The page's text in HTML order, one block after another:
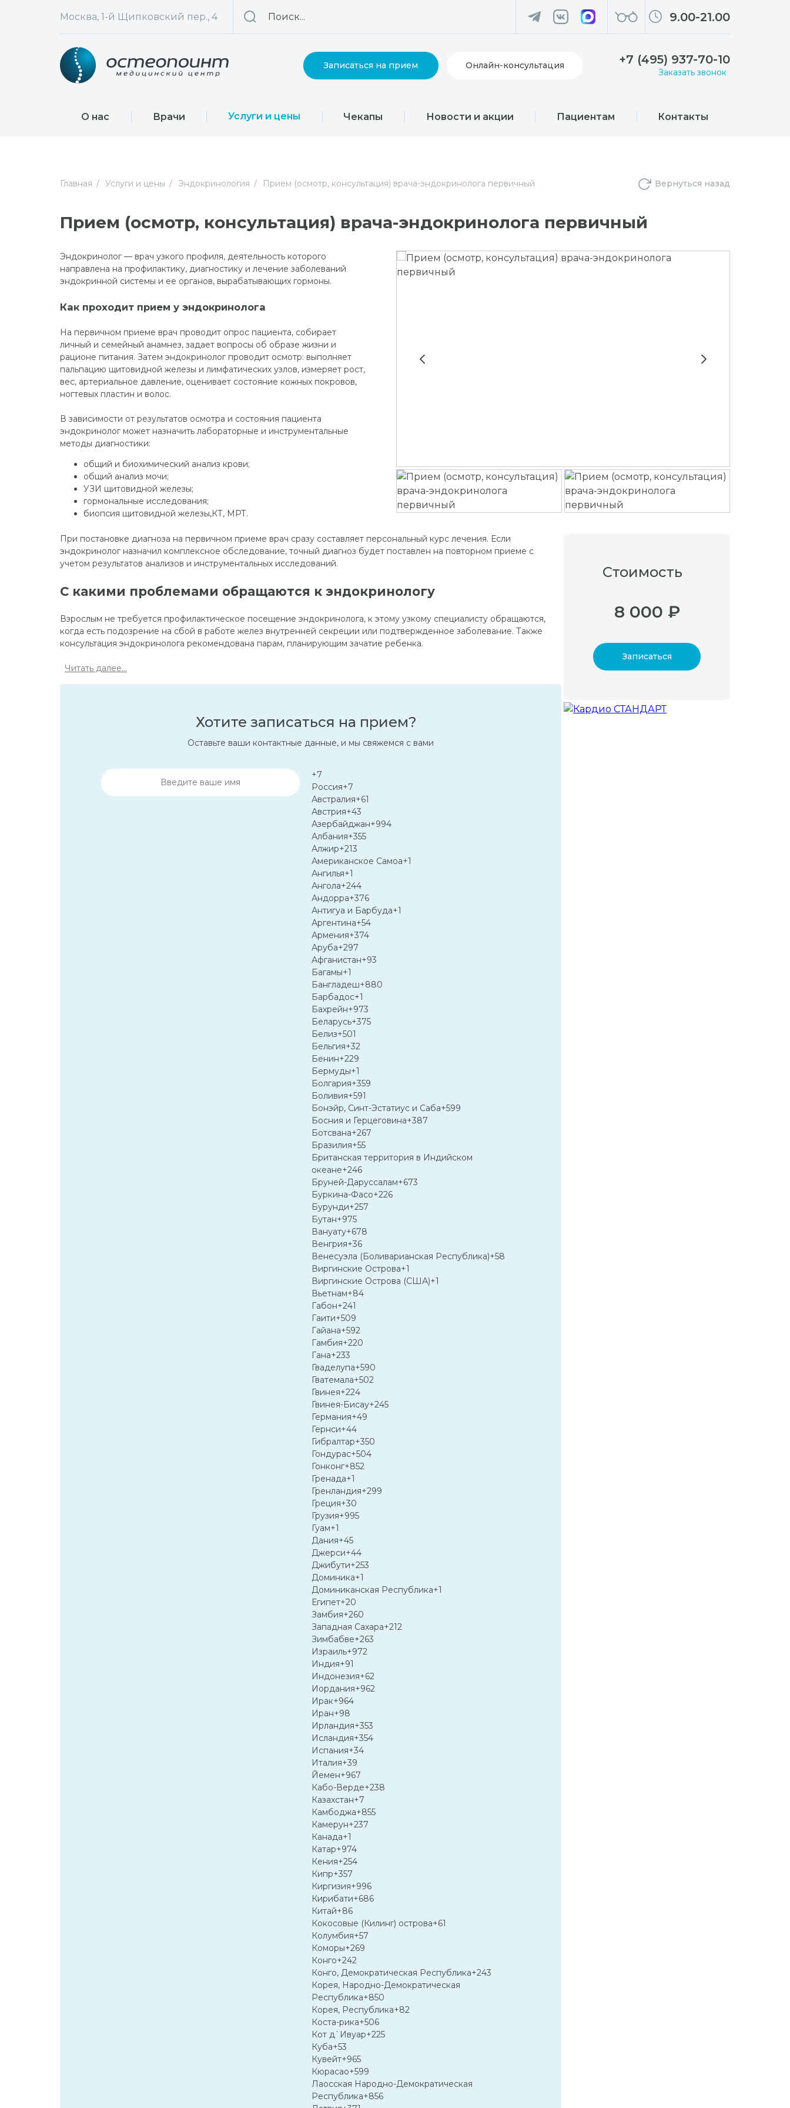
Москва, 1-й Щипковский пер., 4 9.00-21.00
Записаться на прием Онлайн-консультация +7 (495) 937-70-10
Заказать звонок
О нас Врачи Услуги и цены Чекапы Новости и акции Пациентам Контакты
Главная Услуги и цены Эндокринология Прием (осмотр, консультация) врача-эндокринолога первичный Вернуться назад
Прием (осмотр, консультация) врача-эндокринолога первичный
Эндокринолог — врач узкого профиля, деятельность которого
направлена на профилактику, диагностику и лечение заболеваний
эндокринной системы и ее органов, вырабатывающих гормоны.
Как проходит прием у эндокринолога
На первичном приеме врач проводит опрос пациента, собирает
личный и семейный анамнез, задает вопросы об образе жизни и
рационе питания. Затем эндокринолог проводит осмотр: выполняет
пальпацию щитовидной железы и лимфатических узлов, измеряет рост,
вес, артериальное давление, оценивает состояние кожных покровов,
ногтевых пластин и волос.
В зависимости от результатов осмотра и состояния пациента
эндокринолог может назначить лабораторные и инструментальные
методы диагностики:
общий и биохимический анализ крови;
общий анализ мочи;
УЗИ щитовидной железы;
гормональные исследования;
биопсия щитовидной железы,КТ, МРТ.
Стоимость
8 000 ₽
Записаться
При постановке диагноза на первичном приеме врач сразу составляет персональный курс лечения. Если
эндокринолог назначил комплексное обследование, точный диагноз будет поставлен на повторном приеме с
учетом результатов анализов и инструментальных исследований.
С какими проблемами обращаются к эндокринологу
Взрослым не требуется профилактическое посещение эндокринолога, к этому узкому специалисту обращаются,
когда есть подозрение на сбой в работе желез внутренней секреции или подтвержденное заболевание. Также
консультация эндокринолога рекомендована парам, планирующим зачатие ребенка.
Читать далее...
Хотите записаться на прием?
Оставьте ваши контактные данные, и мы свяжемся с вами
+7
Россия+7
Австралия+61
Австрия+43
Азербайджан+994
Албания+355
Алжир+213
Американское Самоа+1
Ангилья+1
Ангола+244
Андорра+376
Антигуа и Барбуда+1
Аргентина+54
Армения+374
Аруба+297
Афганистан+93
Багамы+1
Бангладеш+880
Барбадос+1
Бахрейн+973
Беларусь+375
Белиз+501
Бельгия+32
Бенин+229
Бермуды+1
Болгария+359
Боливия+591
Бонэйр, Синт-Эстатиус и Саба+599
Босния и Герцеговина+387
Ботсвана+267
Бразилия+55
Британская территория в Индийском
океане+246
Бруней-Даруссалам+673
Буркина-Фасо+226
Бурунди+257
Бутан+975
Вануату+678
Венгрия+36
Венесуэла (Боливарианская Республика)+58
Виргинские Острова+1
Виргинские Острова (США)+1
Вьетнам+84
Габон+241
Гаити+509
Гайана+592
Гамбия+220
Гана+233
Гваделупа+590
Гватемала+502
Гвинея+224
Гвинея-Бисау+245
Германия+49
Гернси+44
Гибралтар+350
Гондурас+504
Гонконг+852
Гренада+1
Гренландия+299
Греция+30
Грузия+995
Гуам+1
Дания+45
Джерси+44
Джибути+253
Доминика+1
Доминиканская Республика+1
Египет+20
Замбия+260
Западная Сахара+212
Зимбабве+263
Израиль+972
Индия+91
Индонезия+62
Иордания+962
Ирак+964
Иран+98
Ирландия+353
Исландия+354
Испания+34
Италия+39
Йемен+967
Кабо-Верде+238
Казахстан+7
Камбоджа+855
Камерун+237
Канада+1
Катар+974
Кения+254
Кипр+357
Киргизия+996
Кирибати+686
Китай+86
Кокосовые (Килинг) острова+61
Колумбия+57
Коморы+269
Конго+242
Конго, Демократическая Республика+243
Корея, Народно-Демократическая
Республика+850
Корея, Республика+82
Коста-рика+506
Кот д`Ивуар+225
Куба+53
Кувейт+965
Кюрасао+599
Лаосская Народно-Демократическая
Республика+856